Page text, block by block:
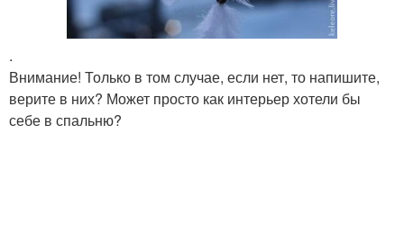
.
Внимание! Только в том случае, если нет, то напишите,
верите в них? Может просто как интерьер хотели бы
себе в спальню?